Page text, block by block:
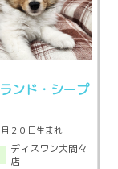
ンド・シープ
２０日生まれ
ディスワン大間々
店